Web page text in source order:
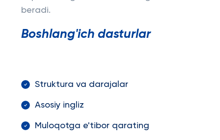
beradi.
Boshlang'ich dasturlar
Struktura va darajalar
Asosiy ingliz
Muloqotga e'tibor qarating